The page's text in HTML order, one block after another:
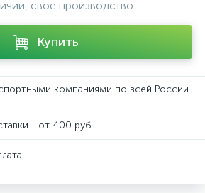
свое производство
Купить
компаниями по всей России
- от 400 руб